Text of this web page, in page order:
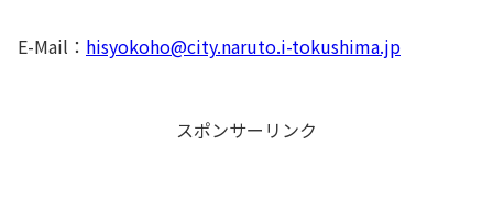
E-Mail： hisyokoho@city.naruto.i-tokushima.jp
スポンサーリンク